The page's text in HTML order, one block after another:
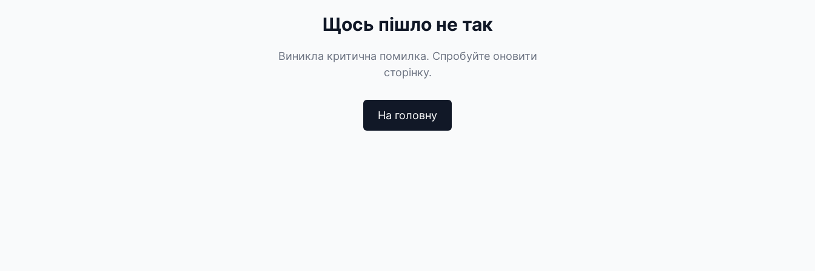
Щось пішло не так
Виникла критична помилка. Спробуйте оновити
сторінку.
На головну